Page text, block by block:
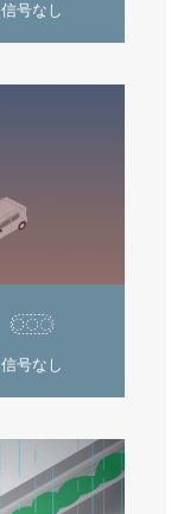
信号なし
信号なし